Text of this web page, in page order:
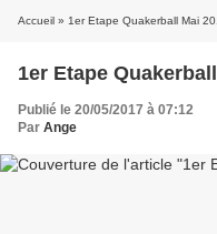
Accueil » 1er Etape Quakerball Mai
1er Etape
Publié le 20/05/2017 à 07:12
Par Ange